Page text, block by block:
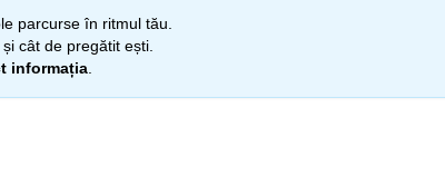
parcurse în ritmul tău.
cât de pregătit ești.
informația